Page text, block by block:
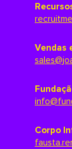
Vendas
Corpo